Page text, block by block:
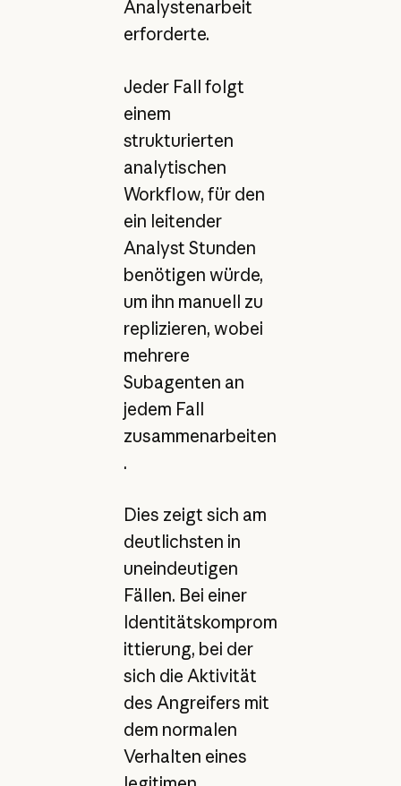
Analystenarbeit
erforderte.
Jeder Fall folgt
einem
strukturierten
analytischen
Workflow, für den
ein leitender
Analyst Stunden
benötigen würde,
um ihn manuell zu
replizieren, wobei
mehrere
Subagenten an
jedem Fall
zusammenarbeiten
.
Dies zeigt sich am
deutlichsten in
uneindeutigen
Fällen. Bei einer
Identitätskomprom
ittierung, bei der
sich die Aktivität
des Angreifers mit
dem normalen
Verhalten eines